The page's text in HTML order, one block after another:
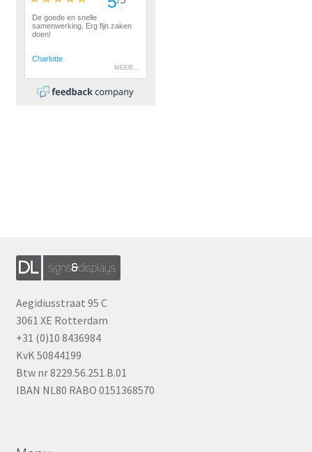
Aegidiusstraat 95 C
3061 XE Rotterdam
+31 (0)10 8436984
KvK 50844199
Btw nr 8229.56.251.B.01
IBAN NL80 RABO 0151368570